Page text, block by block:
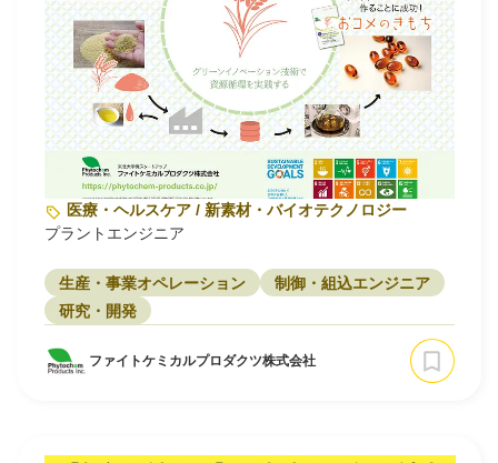
医療・ヘルスケア / 新素材・バイオテクノロジー
プラントエンジニア
生産・事業オペレーション
制御・組込エンジニア
研究・開発
ファイトケミカルプロダクツ株式会社